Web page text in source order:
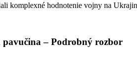
komplexné hodnotenie vojny na
pavučina – Podrobný rozbor